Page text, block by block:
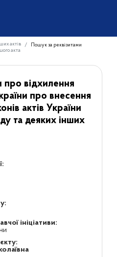
актів
Пошук за реквізитами
акта
про відхилення
про внесення
актів України
та деяких інших
ініціативи: